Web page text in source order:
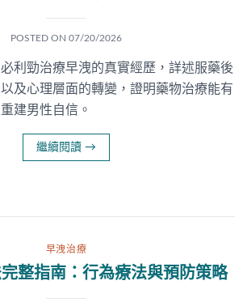
POSTED ON 07/20/2026
利勁治療早洩的真實經歷，詳述服藥後
及心理層面的轉變，證明藥物治療能有
建男性自信。
繼續閱讀 →
早洩治療
整指南：行為療法與預防策略